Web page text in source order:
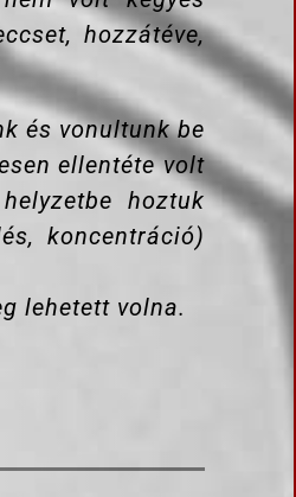
hozzátéve,
és vonultunk be
ellentéte volt
hoztuk
koncentráció)
lehetett volna.